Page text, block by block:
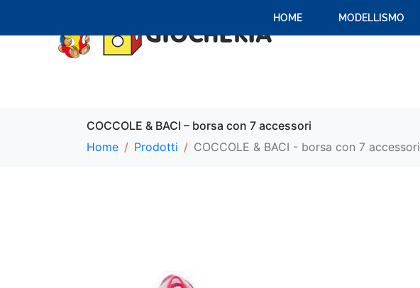
HOME MODELLISMO
COCCOLE & BACI – borsa con 7 accessori
Home
Prodotti COCCOLE & BACI - borsa con 7 accessori